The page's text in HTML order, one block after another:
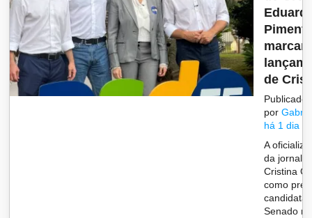
marcam
de
Publicado
por
há 1 dia
A
da
Cristina
como pré-
candidata
Senado na